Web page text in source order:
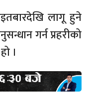
लागू हुने
गर्न प्रहरीको
।